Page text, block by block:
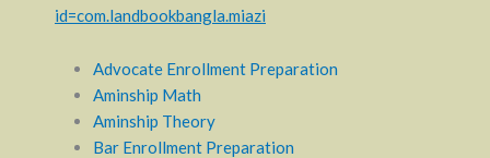
id=com.landbookbangla.miazi
Advocate Enrollment Preparation
Aminship Math
Aminship Theory
Bar Enrollment Preparation